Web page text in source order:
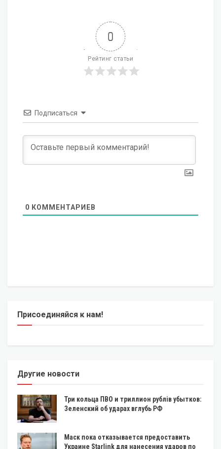
0
Рейтинг статьи
Подписаться
0 КОММЕНТАРИЕВ
Присоединяйся к нам!
Другие новости
Три кольца ПВО и триллион рублів убытков:
Зеленский об ударах вглубь РФ
Маск пока отказывается предоставить
Украине Starlink для нанесения ударов по